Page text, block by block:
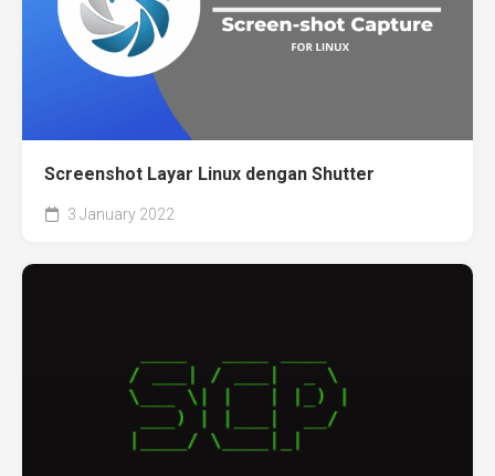
Screenshot Layar Linux dengan Shutter
3 January 2022